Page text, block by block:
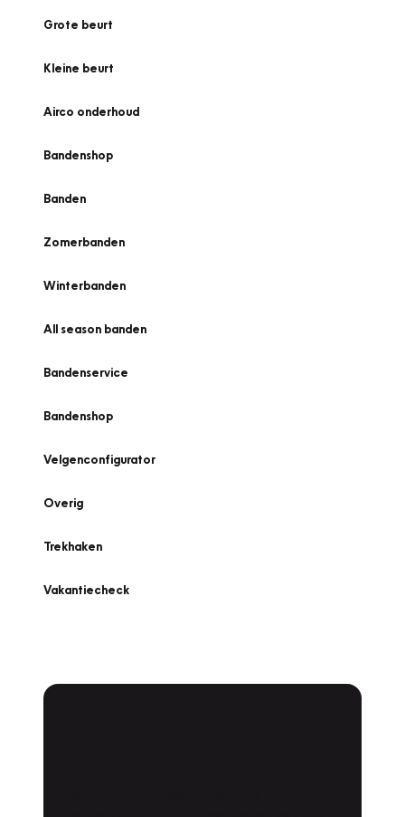
Grote beurt
Kleine beurt
Airco onderhoud
Bandenshop
Banden
Zomerbanden
Winterbanden
All season banden
Bandenservice
Bandenshop
Velgenconfigurator
Overig
Trekhaken
Vakantiecheck